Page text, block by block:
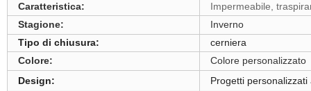
Caratteristica:
Impermeabile,
Stagione:
Inverno
Tipo di chiusura:
cerniera
Colore:
Colore personalizzato
Design:
Progetti personalizzati